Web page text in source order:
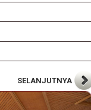
SELANJUTNYA